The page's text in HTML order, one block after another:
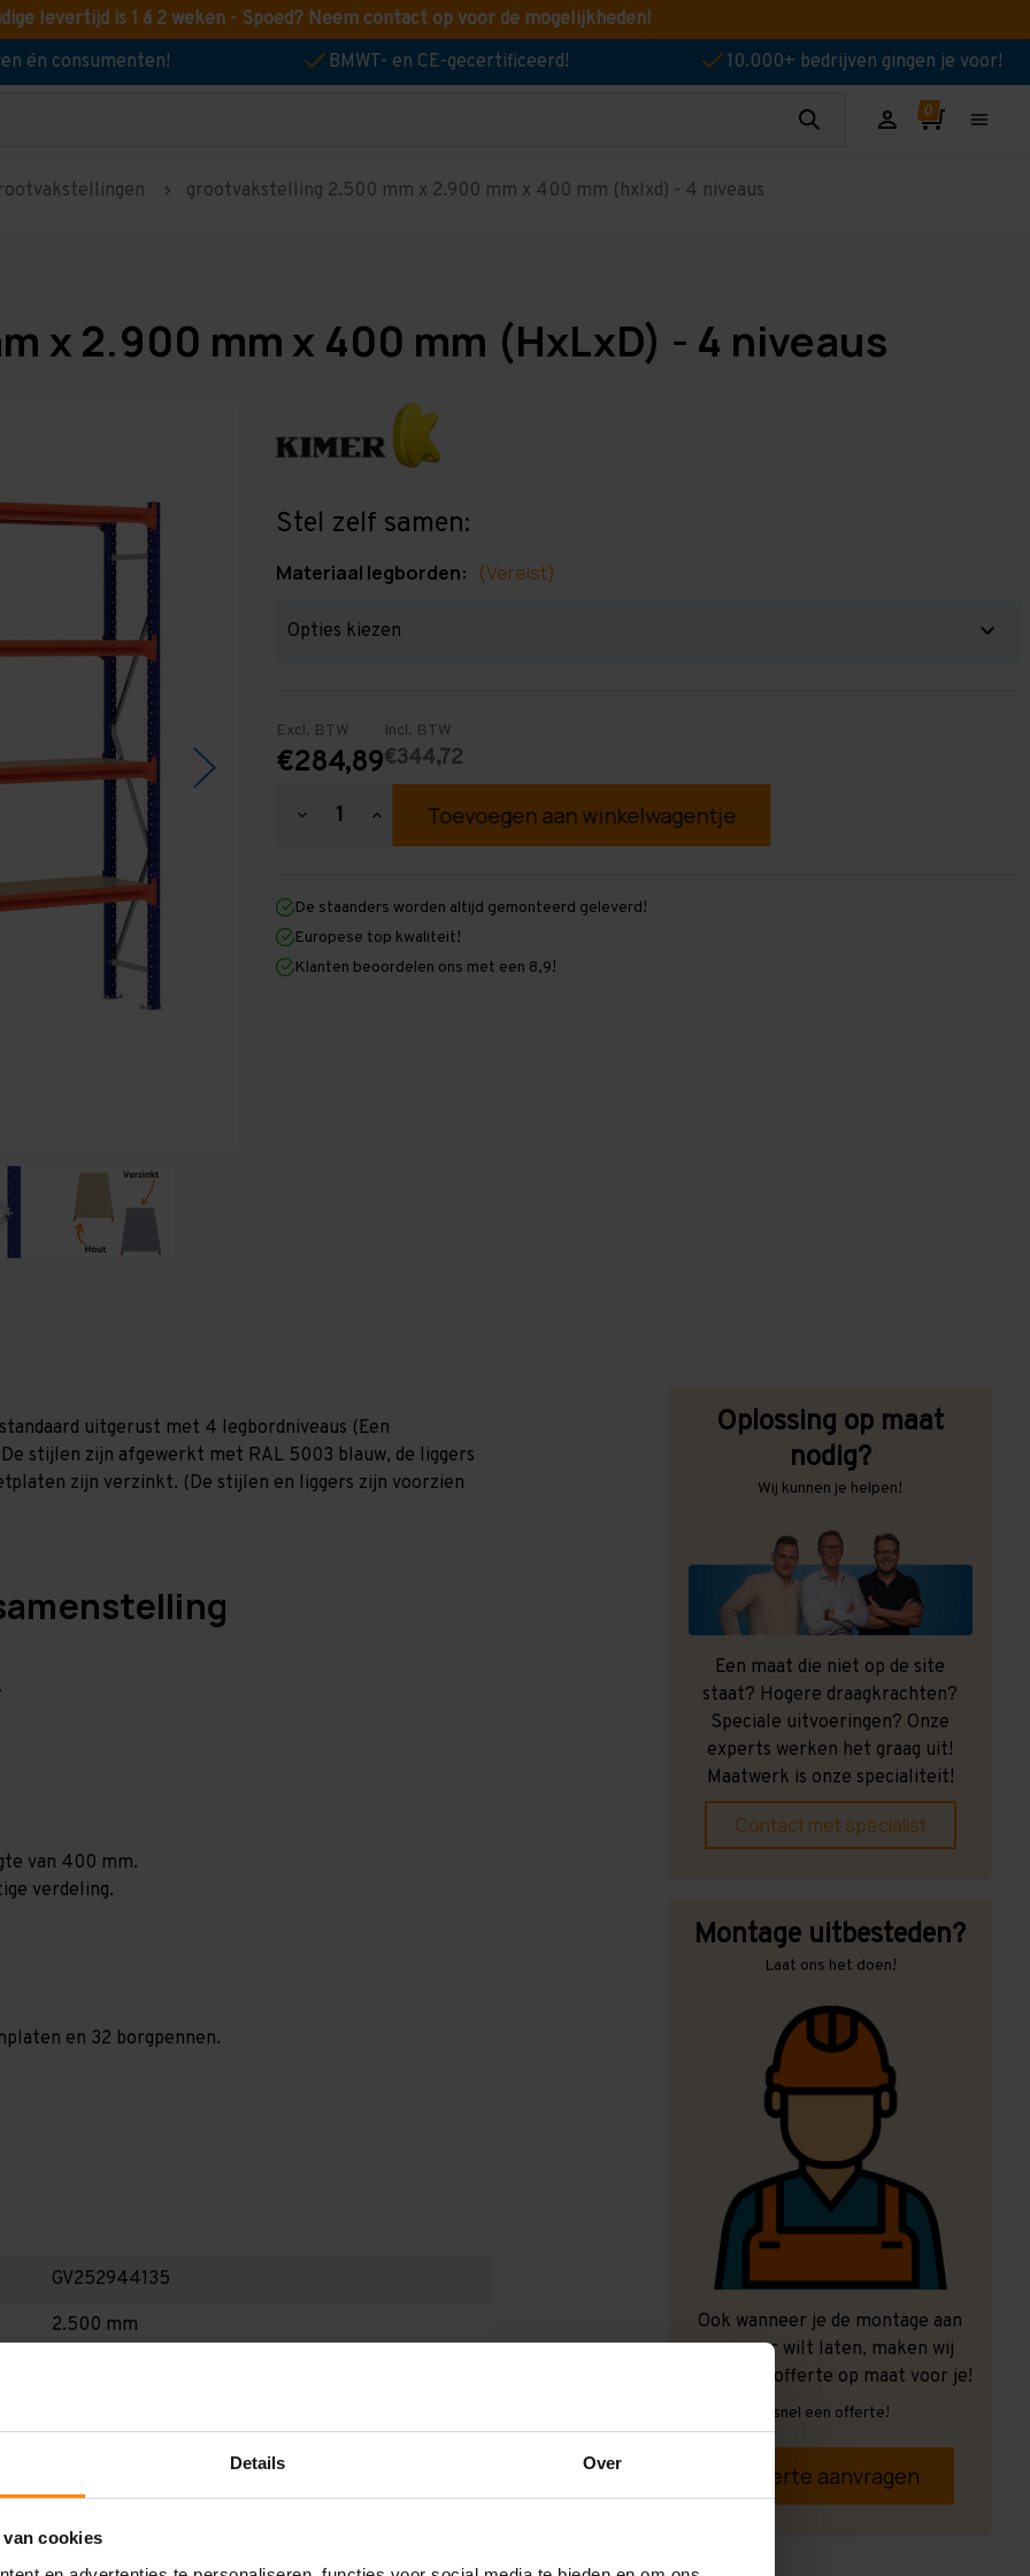
Details Over
cookies
levertijd is 1 á 2 weken - Spoed? Neem contact op voor de mogelijkheden!
én consumenten!
BMWT- en CE-gecertificeerd! 10.000+ bedrijven gingen je voor!
grootvakstelling 2.500 mm x 2.900 mm x 400 mm (hxlxd) - 4 niveaus
x 2.900 mm x 400 mm (HxLxD) - 4 niveaus
Stel zelf samen:
Materiaal legborden: (Vereist)
Excl. BTW
€284,89
Incl. BTW
€344,72
Hoeveelheid
2.500
mm
x
2.900
mm
Hoeveelheid
verhogen
2.500
mm
x
2.900
mm
De staanders worden altijd gemonteerd geleverd!
Europese top kwaliteit!
Klanten beoordelen ons met een 8,9!
uitgerust met 4 legbordniveaus (Een
stijlen zijn afgewerkt met RAL 5003 blauw, de liggers
zijn verzinkt. (De stijlen en liggers zijn voorzien
van 400 mm.
verdeling.
en 32 borgpennen.
GV252944135
2.500 mm
Oplossing op maat
nodig?
Wij kunnen je helpen!
Een maat die niet op de site
staat? Hogere draagkrachten?
Speciale uitvoeringen? Onze
experts werken het graag uit!
Maatwerk is onze specialiteit!
Contact met specialist
Montage uitbesteden?
Laat ons het doen!
Ook wanneer je de montage aan
ons over wilt laten, maken wij
graag een offerte op maat voor je!
Vrijblijvend, snel een offerte!
Offerte aanvragen